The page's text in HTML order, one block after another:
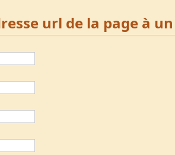
url de la page à